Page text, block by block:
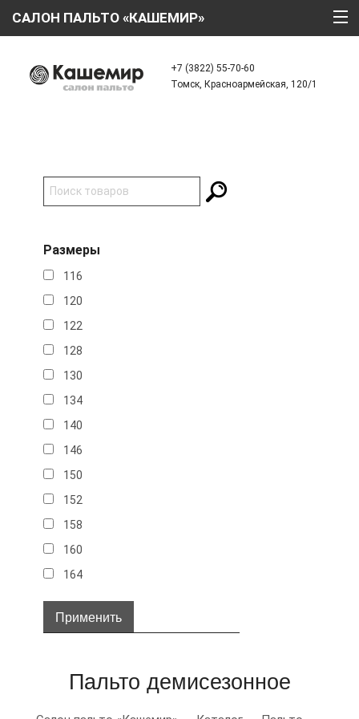
+7 (3822) 55-70-60
Томск, Красноармейская, 120/1
САЛОН ПАЛЬТО «КАШЕМИР»
О КОМПАНИИ
АКЦИИ
КОНТАКТЫ
Размеры
116
120
122
128
130
134
140
146
150
152
158
160
164
32
34
38
Пальто демисезонное